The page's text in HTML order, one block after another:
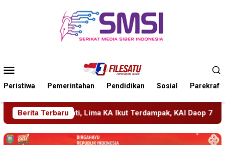
Mobile
Peristiwa Pemerintahan Pendidikan Sosial Parekraf
Berita Terbaru
Ikut Terdampak, KAI Daop 7 Gerak Cepat Pulihkan Layanan